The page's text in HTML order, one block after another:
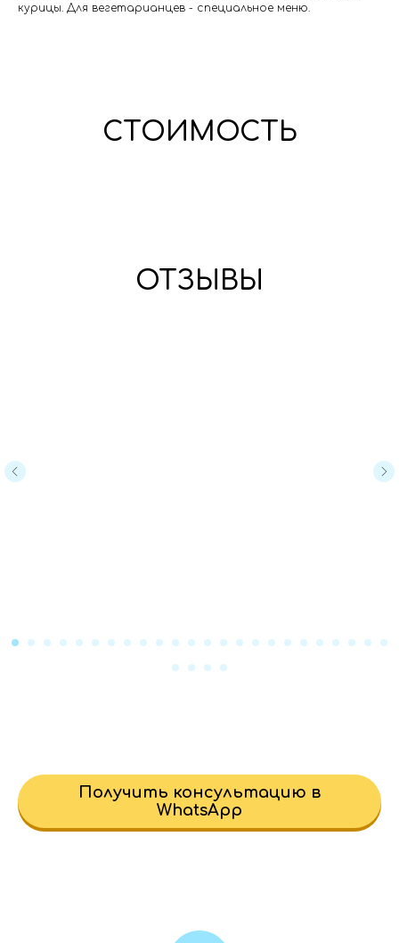
курицы. Для вегетарианцев - специальное меню.
СТОИМОСТЬ
ОТЗЫВЫ
Получить консультацию в
WhatsApp